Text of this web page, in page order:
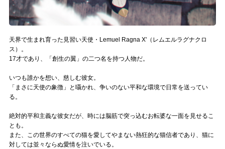
天界で生まれ育った見習い天使・Lemuel Ragna X'（レムエルラグナクロ
ス）。
17才であり、「創生の翼」の二つ名を持つ人物だ。
いつも誰かを想い、慈しむ彼女。
「まさに天使の象徴」と囁かれ、争いのない平和な環境で日常を送ってい
る。
絶対的平和主義な彼女だが、時には脳筋で突っ込むお転婆な一面を見せるこ
とも。
また、この世界のすべての猫を愛してやまない熱狂的な猫信者であり、猫に
対しては並々ならぬ愛情を注いでいる。